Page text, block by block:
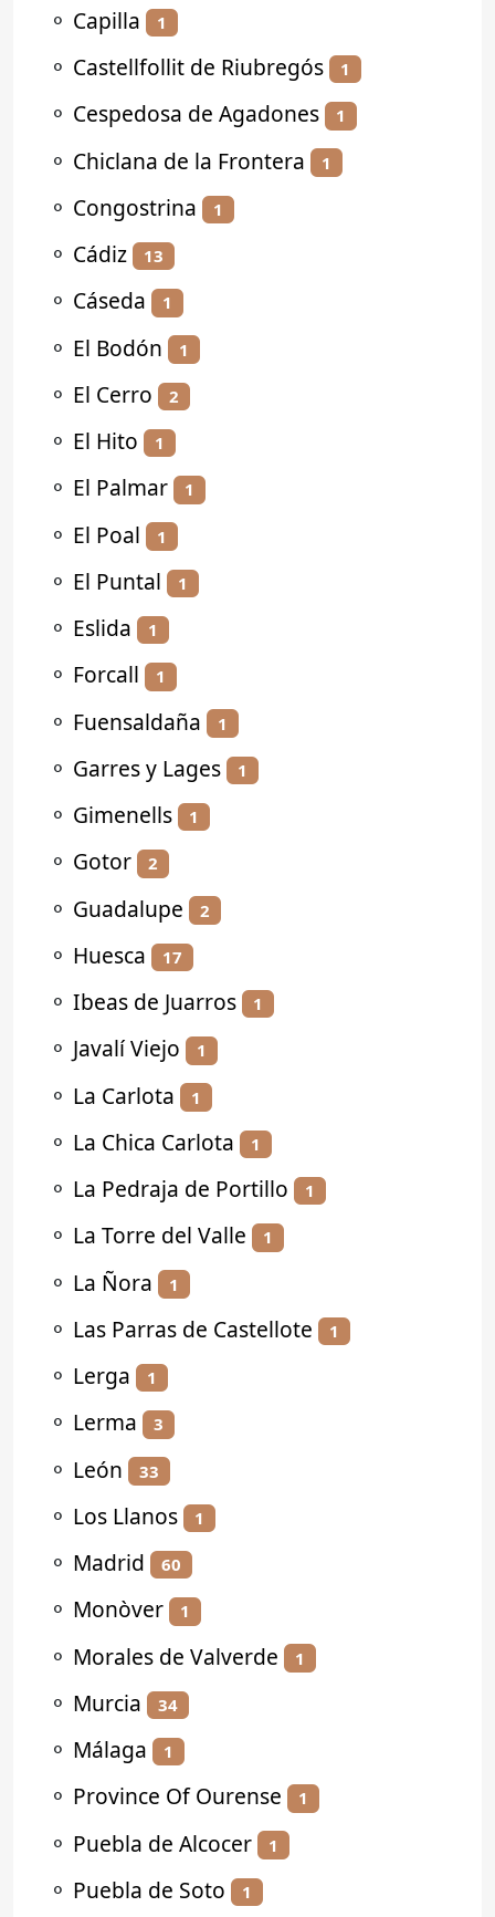
⚬ Capilla 1
⚬ Castellfollit de Riubregós 1
⚬ Cespedosa de Agadones 1
⚬ Chiclana de la Frontera 1
⚬ Congostrina 1
⚬ Cádiz 13
⚬ Cáseda 1
⚬ El Bodón 1
⚬ El Cerro 2
⚬ El Hito 1
⚬ El Palmar 1
⚬ El Poal 1
⚬ El Puntal 1
⚬ Eslida 1
⚬ Forcall 1
⚬ Fuensaldaña 1
⚬ Garres y Lages 1
⚬ Gimenells 1
⚬ Gotor 2
⚬ Guadalupe 2
⚬ Huesca 17
⚬ Ibeas de Juarros 1
⚬ Javalí Viejo 1
⚬ La Carlota 1
⚬ La Chica Carlota 1
⚬ La Pedraja de Portillo 1
⚬ La Torre del Valle 1
⚬ La Ñora 1
⚬ Las Parras de Castellote 1
⚬ Lerga 1
⚬ Lerma 3
⚬ León 33
⚬ Los Llanos 1
⚬ Madrid 60
⚬ Monòver 1
⚬ Morales de Valverde 1
⚬ Murcia 34
⚬ Málaga 1
⚬ Province Of Ourense 1
⚬ Puebla de Alcocer 1
⚬ Puebla de Soto 1